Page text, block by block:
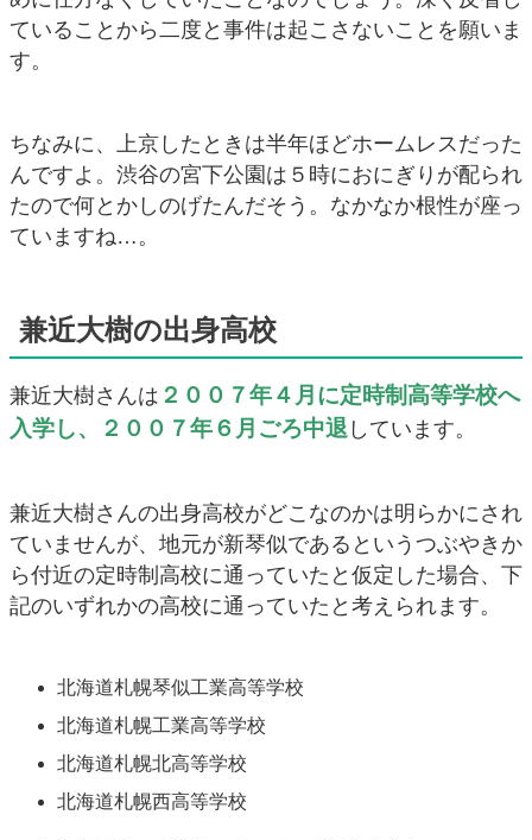
ていることから二度と事件は起こさないことを願いま
す。
ちなみに、上京したときは半年ほどホームレスだった
んですよ。渋谷の宮下公園は５時におにぎりが配られ
たので何とかしのげたんだそう。なかなか根性が座っ
ていますね…。
兼近大樹の出身高校
兼近大樹さんは ２００７年４月に定時制高等学校へ
入学し、２００７年６月ごろ中退 しています。
兼近大樹さんの出身高校がどこなのかは明らかにされ
ていませんが、地元が新琴似であるというつぶやきか
ら付近の定時制高校に通っていたと仮定した場合、下
記のいずれかの高校に通っていたと考えられます。
北海道札幌琴似工業高等学校
北海道札幌工業高等学校
北海道札幌北高等学校
北海道札幌西高等学校